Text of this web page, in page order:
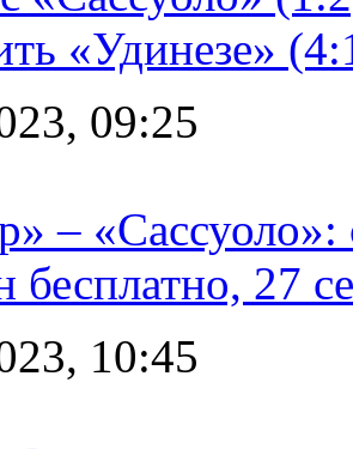
«Удинезе»
09:25
–
бесплатно, 27
10:45